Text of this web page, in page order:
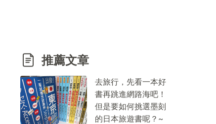
推薦文章
去旅行，先看一本好
書再跳進網路海吧！
但是要如何挑選墨刻
的日本旅遊書呢？~